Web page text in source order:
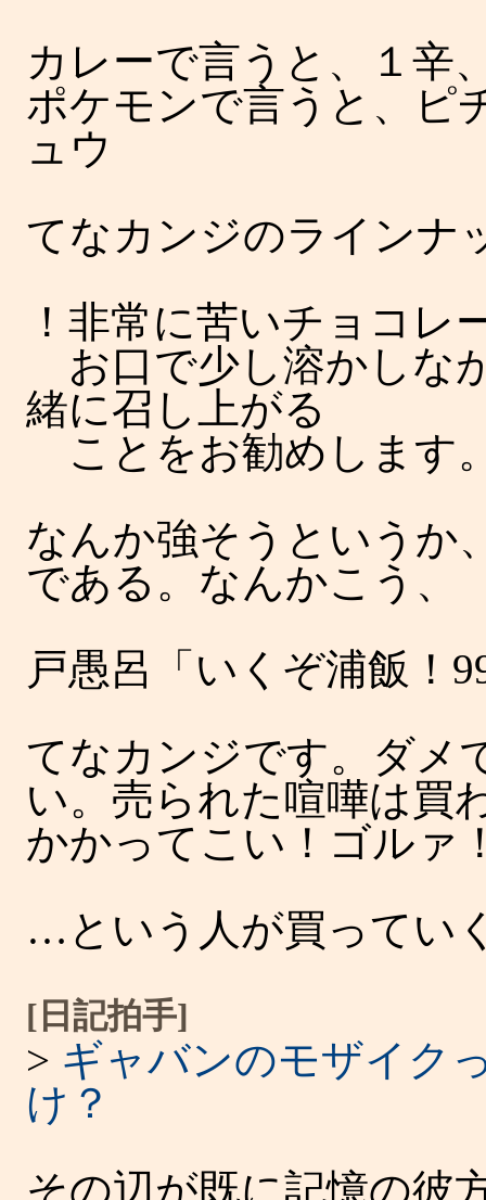
カレーで言うと、１辛
ポケモンで言うと、ピ
ュウ
てなカンジのラインナ
！非常に苦いチョコレ
お口で少し溶かしな
緒に召し上がる
ことをお勧めします
なんか強そうというか
である。なんかこう、
戸愚呂「いくぞ浦飯！
てなカンジです。ダメ
い。売られた喧嘩は買
かかってこい！ゴルァ
…という人が買ってい
[日記拍手]
> ギャバンのモザイク
け？
その辺が既に記憶の彼